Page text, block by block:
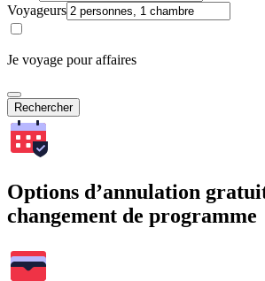
Voyageurs
Je voyage pour affaires
Rechercher
Options d’annulation
changement de programme